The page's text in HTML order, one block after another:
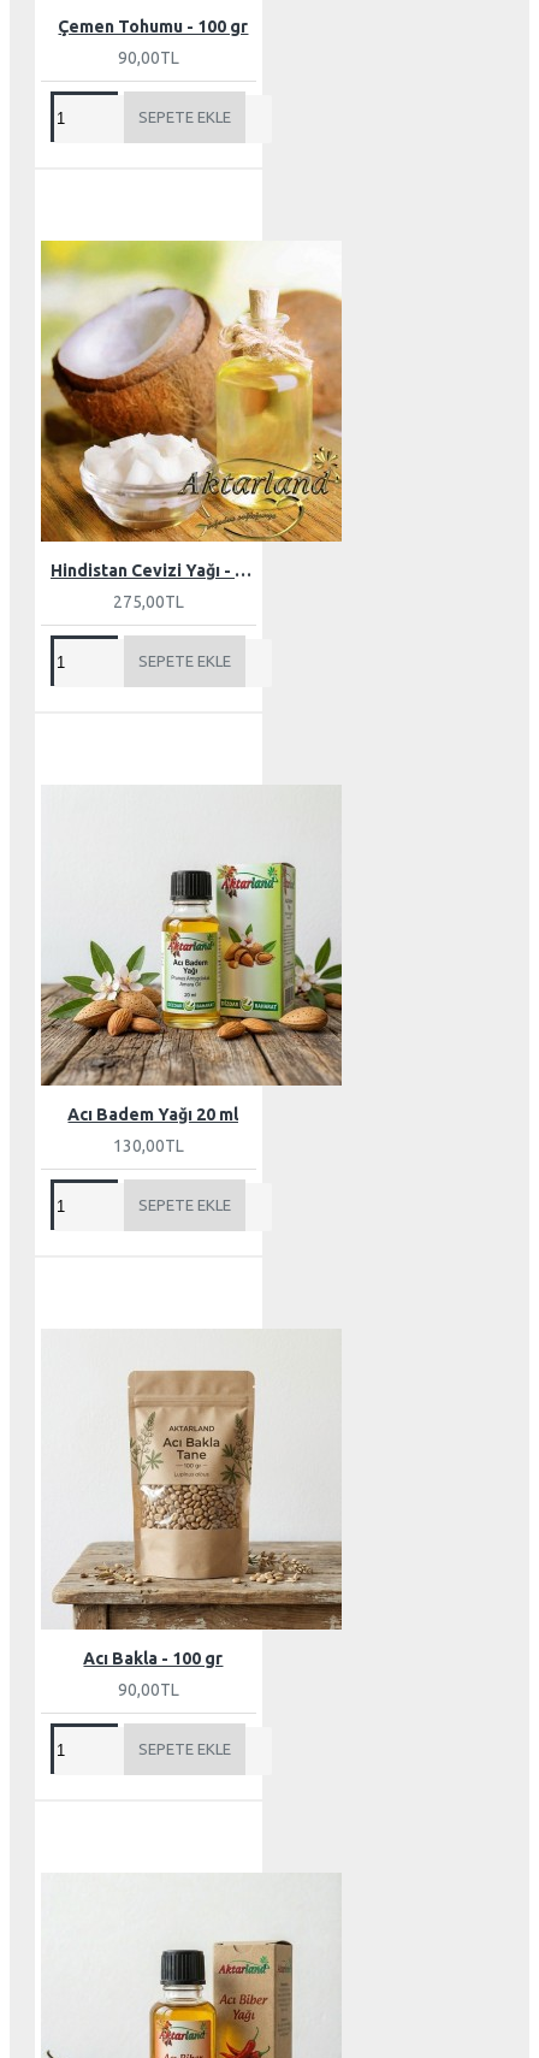
Çemen Tohumu - 100 gr
90,00TL
SEPETE EKLE
Hindistan Cevizi Yağı - Butter 150 gr
275,00TL
SEPETE EKLE
Acı Badem Yağı 20 ml
130,00TL
SEPETE EKLE
Acı Bakla - 100 gr
90,00TL
SEPETE EKLE